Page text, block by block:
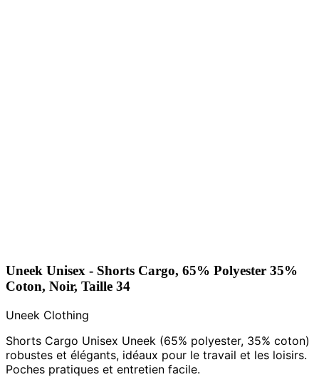
Uneek Unisex - Shorts Cargo, 65% Polyester 35%
Coton, Noir, Taille 34
Uneek Clothing
Shorts Cargo Unisex Uneek (65% polyester, 35% coton)
robustes et élégants, idéaux pour le travail et les loisirs.
Poches pratiques et entretien facile.